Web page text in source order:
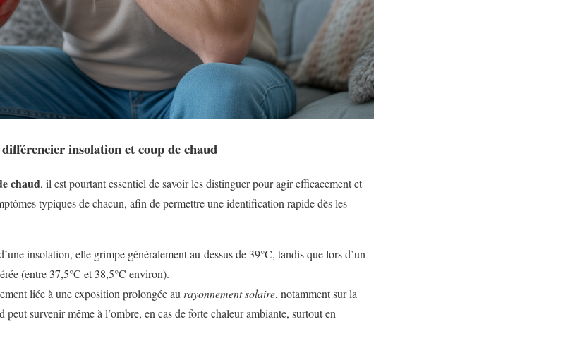
insolation et coup de chaud
chaud, il est pourtant essentiel de savoir les distinguer pour agir efficacement et
typiques de chacun, afin de permettre une identification rapide dès les
insolation, elle grimpe généralement au-dessus de 39°C, tandis que lors d’un
(entre 37,5°C et 38,5°C environ).
liée à une exposition prolongée au rayonnement solaire, notamment sur la
peut survenir même à l’ombre, en cas de forte chaleur ambiante, surtout en